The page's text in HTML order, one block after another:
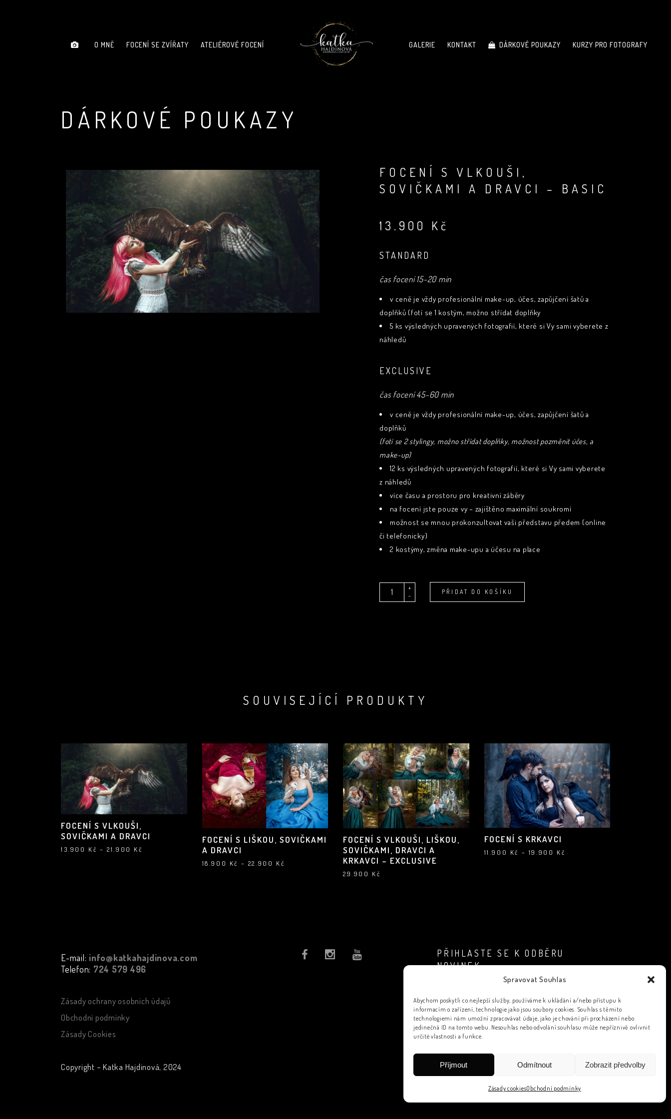
Spravovat Souhlas
Abychom poskytli co nejlepší služby, používáme k ukládání a/nebo přístupu k
informacím o zařízení, technologie jako jsou soubory cookies. Souhlas s těmito
technologiemi nám umožní zpracovávat údaje, jako je chování při procházení nebo
jedinečná ID na tomto webu. Nesouhlas nebo odvolání souhlasu může nepříznivě ovlivnit
určité vlastnosti a funkce.
Příjmout Odmítnout Zobrazit předvolby
Zásady cookiesObchodní podmínky
O MNĚ FOCENÍ SE ZVÍŘATY ATELIÉROVÉ FOCENÍ GALERIE KONTAKT DÁRKOVÉ POUKAZY KURZY PRO FOTOGRAFY
DÁRKOVÉ POUKAZY
FOCENÍ S VLKOUŠI,
SOVIČKAMI A DRAVCI – BASIC
13.900 Kč
STANDARD
čas focení 15-20 min
v ceně je vždy profesionální make-up, účes, zapůjčení šatů a
doplňků (fotí se 1 kostým, možno střídat doplňky
5 ks výsledných upravených fotografií, které si Vy sami vyberete z
náhledů
EXCLUSIVE
čas focení 45-60 min
v ceně je vždy profesionální make-up, účes, zapůjčení šatů a
doplňků
(fotí se 2 stylingy, možno střídat doplňky, možnost pozměnit účes, a
make-up)
12 ks výsledných upravených fotografií, které si Vy sami vyberete
z náhledů
více času a prostoru pro kreativní záběry
na focení jste pouze vy – zajištěno maximální soukromí
možnost se mnou prokonzultovat vaši představu předem (online
či telefonicky)
2 kostýmy, změna make-upu a účesu na place
-
Quantity +
PŘIDAT DO KOŠÍKU
SOUVISEJÍCÍ PRODUKTY
FOCENÍ S VLKOUŠI,
SOVIČKAMI A DRAVCI
13.900 Kč – 21.900 Kč
FOCENÍ S LIŠKOU, SOVIČKAMI
A DRAVCI
18.900 Kč – 22.900 Kč
FOCENÍ S VLKOUŠI, LIŠKOU,
SOVIČKAMI, DRAVCI A
KRKAVCI – EXCLUSIVE
29.900 Kč
FOCENÍ S KRKAVCI
11.900 Kč – 19.900 Kč
E-mail: info@katkahajdinova.com
Telefon: 724 579 496
Zásady ochrany osobních údajů
Obchodní podmínky
Zásady Cookies
Copyright – Katka Hajdinová, 2024
PŘIHLASTE SE K ODBĚRU
NOVINEK
PŘIHLÁSIT K ODBĚRU